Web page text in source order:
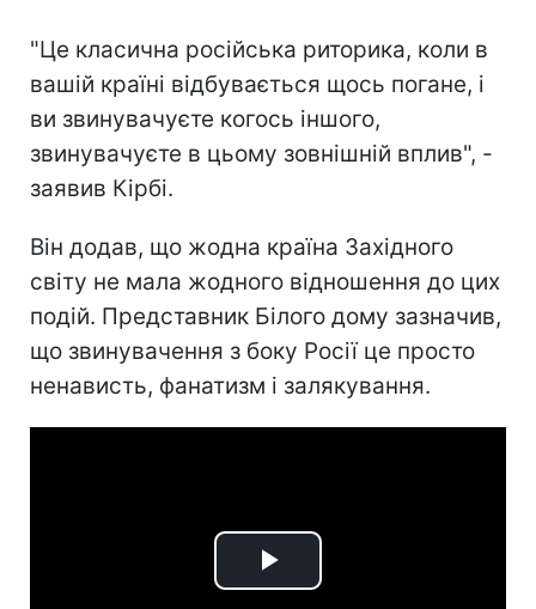
"Це класична російська риторика, коли в
вашій країні відбувається щось погане, і
ви звинувачуєте когось іншого,
звинувачуєте в цьому зовнішній вплив", -
заявив Кірбі.
Він додав, що жодна країна Західного
світу не мала жодного відношення до цих
подій. Представник Білого дому зазначив,
що звинувачення з боку Росії це просто
ненависть, фанатизм і залякування.
Play